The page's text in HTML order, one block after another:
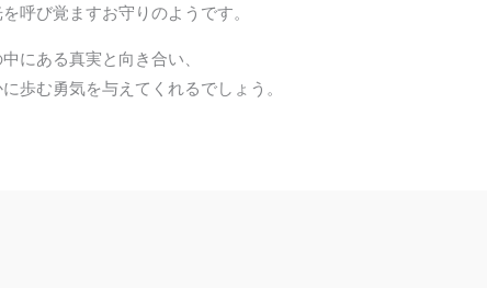
呼び覚ますお守りのようです。
にある真実と向き合い、
歩む勇気を与えてくれるでしょう。